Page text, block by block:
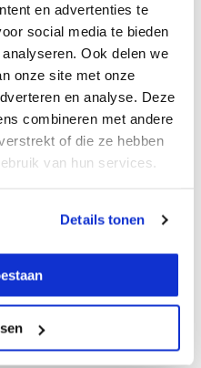
en advertenties te
social media te bieden
Ook delen we
onze site met onze
en analyse. Deze
combineren met andere
of die ze hebben
van hun services.
Details tonen